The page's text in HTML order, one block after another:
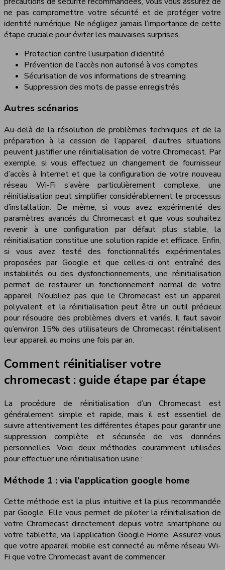
ne pas compromettre votre sécurité et de protéger votre
identité numérique. Ne négligez jamais l’importance de cette
étape cruciale pour éviter les mauvaises surprises.
Protection contre l’usurpation d’identité
Prévention de l’accès non autorisé à vos comptes
Sécurisation de vos informations de streaming
Suppression des mots de passe enregistrés
Autres scénarios
Au-delà de la résolution de problèmes techniques et de la
préparation à la cession de l’appareil, d’autres situations
peuvent justifier une réinitialisation de votre Chromecast. Par
exemple, si vous effectuez un changement de fournisseur
d’accès à Internet et que la configuration de votre nouveau
réseau Wi-Fi s’avère particulièrement complexe, une
réinitialisation peut simplifier considérablement le processus
d’installation. De même, si vous avez expérimenté des
paramètres avancés du Chromecast et que vous souhaitez
revenir à une configuration par défaut plus stable, la
réinitialisation constitue une solution rapide et efficace. Enfin,
si vous avez testé des fonctionnalités expérimentales
proposées par Google et que celles-ci ont entraîné des
instabilités ou des dysfonctionnements, une réinitialisation
permet de restaurer un fonctionnement normal de votre
appareil. N’oubliez pas que le Chromecast est un appareil
polyvalent, et la réinitialisation peut être un outil précieux
pour résoudre des problèmes divers et variés. Il faut savoir
qu’environ 15% des utilisateurs de Chromecast réinitialisent
leur appareil au moins une fois par an.
Comment réinitialiser votre
chromecast : guide étape par étape
La procédure de réinitialisation d’un Chromecast est
généralement simple et rapide, mais il est essentiel de
suivre attentivement les différentes étapes pour garantir une
suppression complète et sécurisée de vos données
personnelles. Voici deux méthodes couramment utilisées
pour effectuer une réinitialisation usine :
Méthode 1 : via l’application google home
Cette méthode est la plus intuitive et la plus recommandée
par Google. Elle vous permet de piloter la réinitialisation de
votre Chromecast directement depuis votre smartphone ou
votre tablette, via l’application Google Home. Assurez-vous
que votre appareil mobile est connecté au même réseau Wi-
Fi que votre Chromecast avant de commencer.